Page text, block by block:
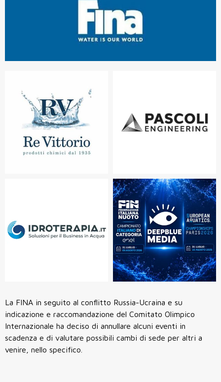
La FINA in seguito al conflitto Russia-Ucraina e su
indicazione e raccomandazione del Comitato Olimpico
Internazionale ha deciso di annullare alcuni eventi in
scadenza e di valutare possibili cambi di sede per altri a
venire, nello specifico.